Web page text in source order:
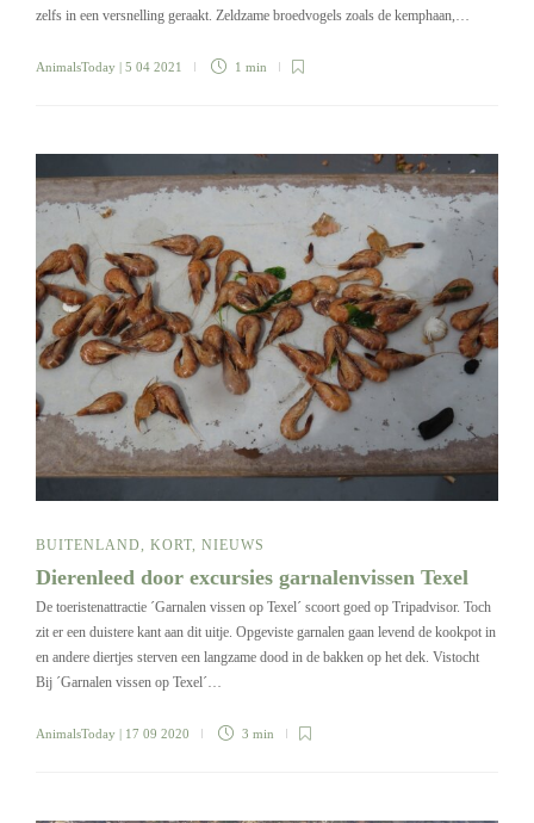
zelfs in een versnelling geraakt. Zeldzame broedvogels zoals de kemphaan,…
AnimalsToday | 5 04 2021 1 min
BUITENLAND, KORT, NIEUWS
Dierenleed door excursies garnalenvissen Texel
De toeristenattractie ´Garnalen vissen op Texel´ scoort goed op Tripadvisor. Toch
zit er een duistere kant aan dit uitje. Opgeviste garnalen gaan levend de kookpot in
en andere diertjes sterven een langzame dood in de bakken op het dek. Vistocht
Bij ´Garnalen vissen op Texel´…
AnimalsToday | 17 09 2020 3 min